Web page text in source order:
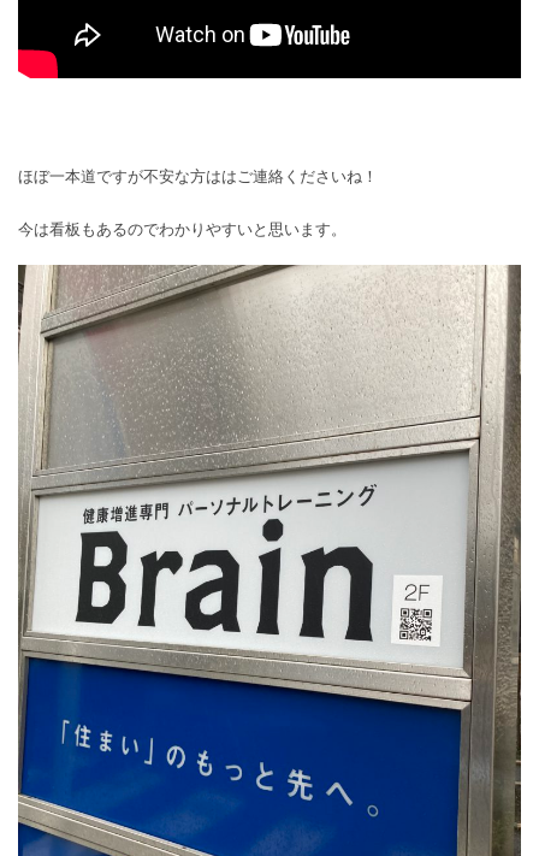
ほぼ一本道ですが不安な方ははご連絡くださいね！
今は看板もあるのでわかりやすいと思います。